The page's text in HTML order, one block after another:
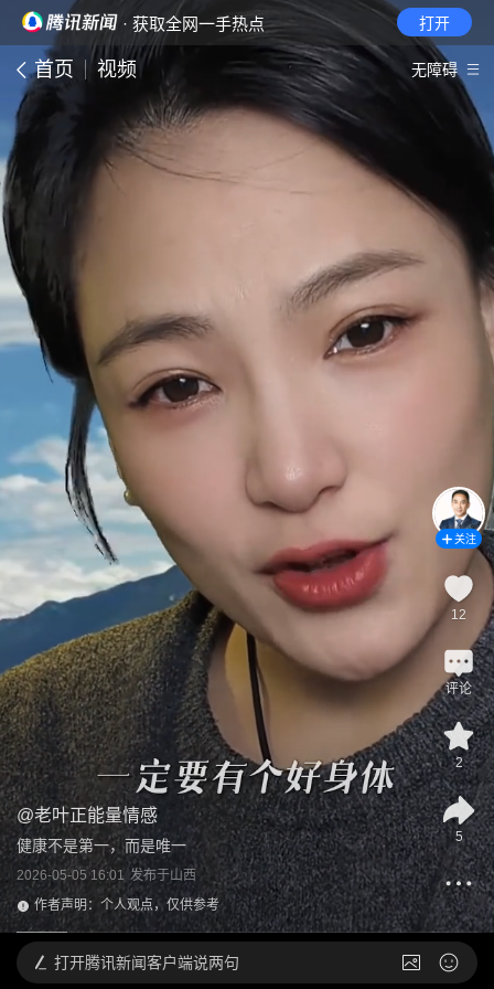
· 获取全网一手热点 打开
首页 视频 无障碍
@老叶正能量情感
健康不是第一，而是唯一
2026-05-05 16:01 发布于山西
作者声明：个人观点，仅供参考
关注
12
评论
2
5
打开腾讯新闻客户端说两句